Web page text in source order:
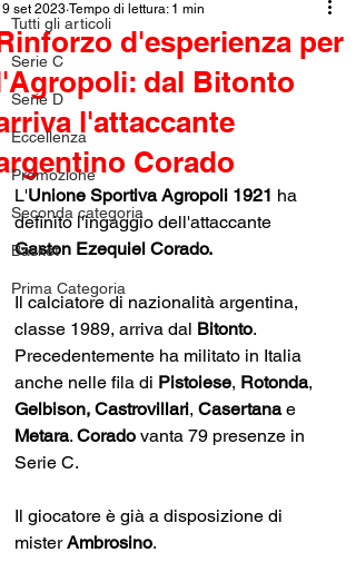
Tutti gli articoli
Serie C
Serie D
Eccellenza
Promozione
Seconda categoria
Basket
Prima Categoria
d'esperienza per
dal Bitonto
l'attaccante
Corado
set 2023 Tempo di lettura: 1 min
L'Unione Sportiva Agropoli 1921 ha
definito l'ingaggio dell'attaccante
Gaston Ezequiel Corado.
Il calciatore di nazionalità argentina,
classe 1989, arriva dal Bitonto.
Precedentemente ha militato in Italia
anche nelle fila di Pistoiese, Rotonda,
Gelbison, Castrovillari, Casertana e
Metara. Corado vanta 79 presenze in
Serie C.
Il giocatore è già a disposizione di
mister Ambrosino.